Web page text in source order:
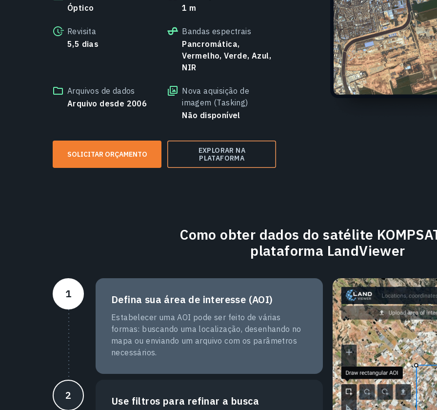
Óptico
1 m
Revisita
5,5 dias
Bandas espectrais
Pancromática,
Vermelho, Verde, Azul,
NIR
Arquivos de dados
Arquivo desde 2006
Nova aquisição de
imagem (Tasking)
Não disponível
SOLICITAR ORÇAMENTO
EXPLORAR NA
PLATAFORMA
Como obter dados do satélite
plataforma LandViewer
Defina sua área de interesse (AOI)
Estabelecer uma AOI pode ser feito de várias
formas: buscando uma localização, desenhando no
mapa ou enviando um arquivo com os parâmetros
necessários.
Use filtros para refinar a busca